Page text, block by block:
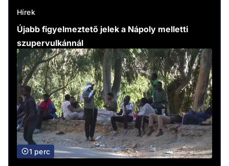
Hírek
Újabb figyelmeztető jelek a Nápoly melletti
szupervulkánnál
1 perc